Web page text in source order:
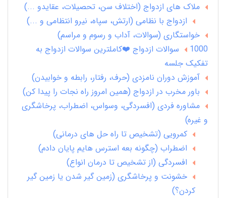
ملاک های ازدواج (اختلاف سن، تحصیلات، عقایدو ...)
ازدواج با نظامی (ارتش، سپاه، نیرو انتظامی و ...)
خواستگاری (سوالات، آداب و رسوم و مراسم)
1000 سوالات ازدواج ❤️کاملترین سوالات ازدواج به
تفکیک جلسه
آموزش دوران نامزدی (حرف، رفتار، رابطه و خوابیدن)
باور مخرب در ازدواج (همین امروز راه نجات را پیدا کن)
مشاوره فردی (افسردگی، وسواس، اضطراب، پرخاشگری
و غیره)
کمرویی (تشخیص تا راه حل های درمانی)
اضطراب (چگونه بعه استرس هایم پایان دادم)
افسردگی (از تشخیص تا درمان انواع)
خشونت و پرخاشگری (زمین گیر شدن یا زمین گیر
کردن؟)